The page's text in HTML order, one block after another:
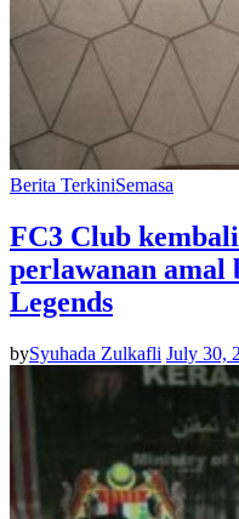
Berita TerkiniSemasa
FC3 Club
perlawanan amal
Legends
bySyuhada Zulkafli July 30,